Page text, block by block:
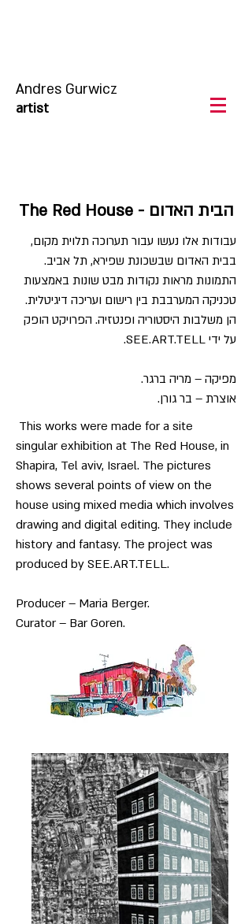
Andres Gurwicz
artist
The Red House - הבית האדום
עבודות אלו נעשו עבור תערוכה תלוית מקום,
בבית האדום שבשכונת שפירא, תל אביב.
התמונות מראות נקודות מבט שונות באמצעות
טכניקה המערבבת בין רישום ועריכה דיגיטלית.
הן משלבות היסטוריה ופנטזיה. הפרויקט הופק
על ידי SEE.ART.TELL.
מפיקה – מריה ברגר.
אוצרת – בר גורן.
This works were made for a site
singular exhibition at The Red House, in
Shapira, Tel aviv, Israel. The pictures
shows several points of view on the
house using mixed media which involves
drawing and digital editing. They include
history and fantasy. The project was
produced by SEE.ART.TELL.
Producer – Maria Berger.
Curator – Bar Goren.